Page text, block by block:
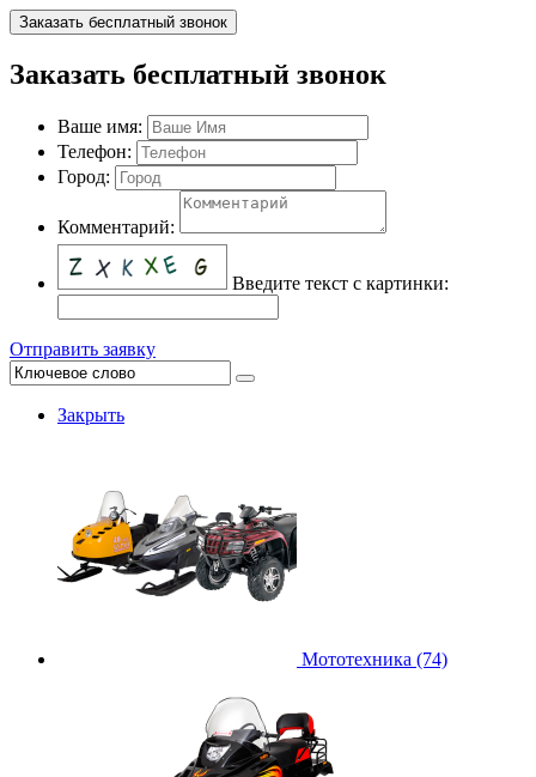
Заказать бесплатный звонок
Заказать бесплатный звонок
Ваше имя:
Телефон:
Город:
Комментарий:
Введите текст с картинки:
Отправить заявку
Закрыть
Мототехника (74)